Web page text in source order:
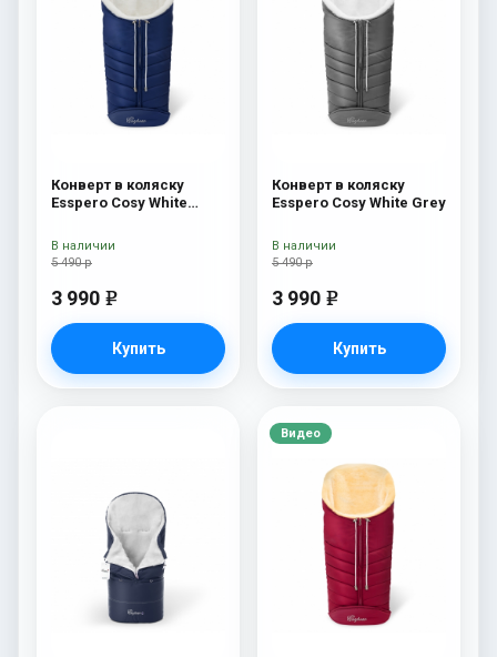
Конверт в коляску
Esspero Cosy White
5 490 р
3 990 e
Купить
В наличии
Конверт в коляску
Esspero Cosy White Grey
5 490 р
3 990 e
Купить
В наличии
Видео